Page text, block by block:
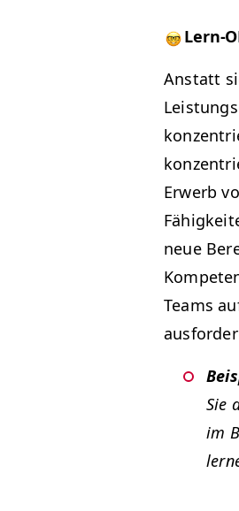
Lern-
Anstatt
Erwerb
neue
Teams
Sie
im